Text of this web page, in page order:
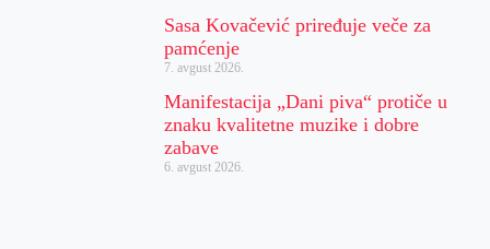
Sasa Kovačević priređuje veče za
pamćenje
7. avgust 2026.
Manifestacija „Dani piva“ protiče u
znaku kvalitetne muzike i dobre
zabave
6. avgust 2026.